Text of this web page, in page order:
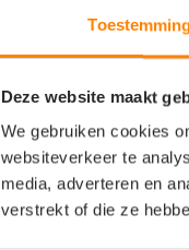
Deze website maakt
We gebruiken cookies
websiteverkeer te
media, adverteren en
verstrekt of die ze
ook leuk